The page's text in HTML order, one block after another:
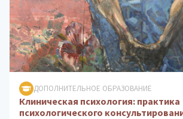
ДОПОЛНИТЕЛЬНОЕ ОБРАЗОВАНИЕ
Психологическое
практика